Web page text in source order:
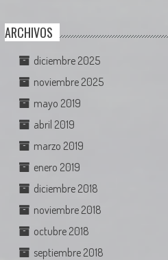
ARCHIVOS
diciembre 2025
noviembre 2025
mayo 2019
abril 2019
marzo 2019
enero 2019
diciembre 2018
noviembre 2018
octubre 2018
septiembre 2018